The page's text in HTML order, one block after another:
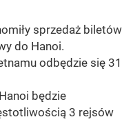
sprzedaż biletów
do Hanoi.
odbędzie się 31
będzie
3 rejsów